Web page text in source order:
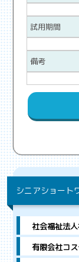
試用期間
備考
シニアショート
社会福祉法
有限会社コ